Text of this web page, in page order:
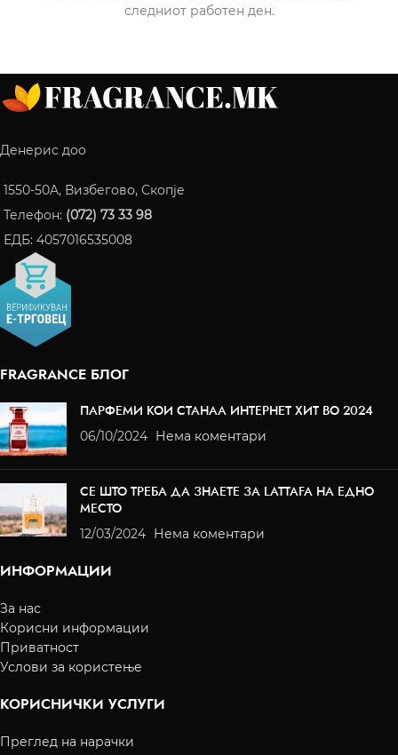
следниот работен ден.
Денерис доо
1550-50A, Визбегово, Скопје
Телефон: (072) 73 33 98
ЕДБ: 4057016535008
FRAGRANCE БЛОГ
ПАРФЕМИ КОИ СТАНАА ИНТЕРНЕТ ХИТ ВО 2024
06/10/2024 Нема коментари
СЕ ШТО ТРЕБА ДА ЗНАЕТЕ ЗА LATTAFA НА ЕДНО
МЕСТО
12/03/2024 Нема коментари
ИНФОРМАЦИИ
За нас
Корисни информации
Приватност
Услови за користење
КОРИСНИЧКИ УСЛУГИ
Преглед на нарачки